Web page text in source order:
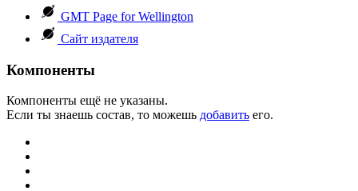
GMT Page for Wellington
Сайт издателя
Компоненты
Компоненты ещё не указаны.
Если ты знаешь состав, то можешь добавить его.